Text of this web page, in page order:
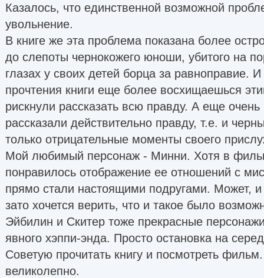
Казалось, что единственной возможной
увольнение.
В книге же эта проблема показана более
до слепоты чернокожего юноши, убитого на
глазах у своих детей борца за равноправие.
прочтения книги еще более восхищаешься
рискнули рассказать всю правду. А еще
рассказали действительно правду, т.е. и
только отрицательные моменты своего
Мой любимый персонаж - Минни. Хотя в
понравилось отображение ее отношений с
прямо стали настоящими подругами. Может,
зато хочется верить, что и такое было
Эйбилин и Скитер тоже прекрасные
явного хэппи-энда. Просто остановка на
Советую прочитать книгу и посмотреть
великолепно.